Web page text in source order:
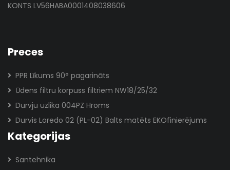
KONTS LV56HABA0001408038606
Preces
PPR Līkums 90° pagarināts
Ūdens filtru korpuss filtriem NW18/25/32
Durvju uzlika 004PZ Hroms
Durvis Loredo 02 (PL-02) Balts matēts EKOfinierējums
Kategorijas
Santehnika